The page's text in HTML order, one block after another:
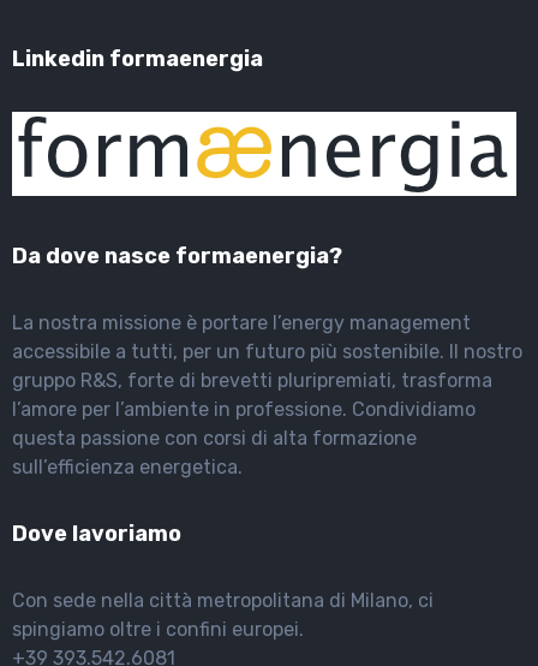
Linkedin formaenergia
Da dove nasce formaenergia?
La nostra missione è portare l’energy management
accessibile a tutti, per un futuro più sostenibile. Il nostro
gruppo R&S, forte di brevetti pluripremiati, trasforma
l’amore per l’ambiente in professione. Condividiamo
questa passione con corsi di alta formazione
sull’efficienza energetica.
Dove lavoriamo
Con sede nella città metropolitana di Milano, ci
spingiamo oltre i confini europei.
+39 393.542.6081